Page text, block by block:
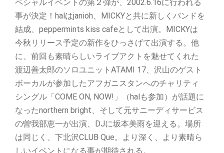
ペシャルイベントの第２弾が、2002.6.16に行われる
事が決定！halはjanioh、MICKYと共に新しくバンドを
結成、peppermints kiss cafeとして出演。MICKYは
今秋リリース予定の新作をひっさげて出演する。他
に、前回も素晴らしいライブアクトを魅せてくれた
渡辺善太郎のソロユニットATAMI 17、沢山のゲスト
ボーカルが参加したアフガニスタンへのチャリティ
シングル「COME ON, NOW!」（halも参加）が話題に
なったnorthern bright、そして元サニーディサービス
の曽我部恵一が出演、DJに坂本美雨を迎える。場所
は同じく、下北沢CLUB Que。より深く、より素晴ら
しいイベントになる事が期待される。